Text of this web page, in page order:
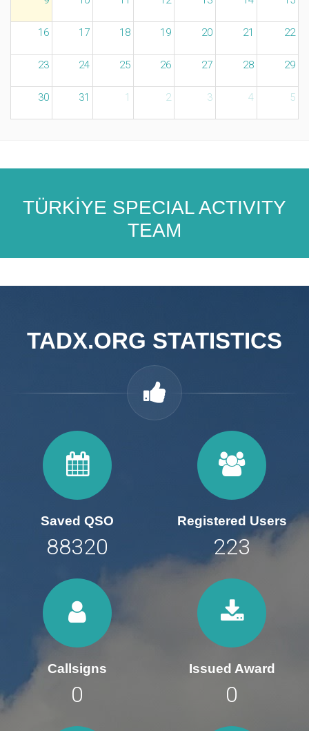
16 17 18 19 20 21 22
23 24 25 26 27 28 29
30 31 1 2 3 4 5
TÜRKİYE SPECIAL ACTIVITY
TEAM
TADX.ORG STATISTICS
Saved QSO
112099
Registered Users
282
Callsigns
0
Issued Award
0